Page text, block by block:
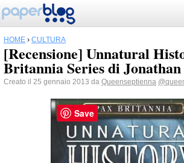
HOME › CULTURA
[Recensione] Unnatural
Britannia Series di
Creato il 25 gennaio 2013 da Queenseptienna
Save